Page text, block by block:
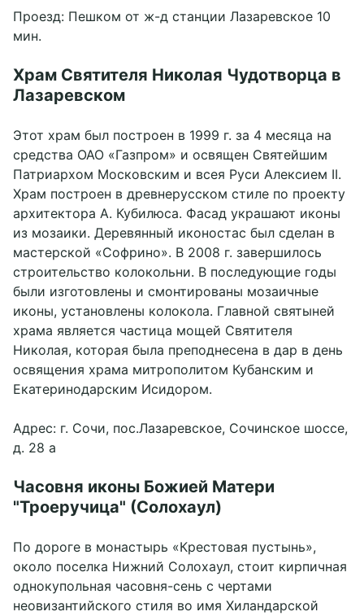
Проезд: Пешком от ж-д станции Лазаревское 10
мин.
Храм Святителя Николая Чудотворца в
Лазаревском
Этот храм был построен в 1999 г. за 4 месяца на
средства ОАО «Газпром» и освящен Святейшим
Патриархом Московским и всея Руси Алексием II.
Храм построен в древнерусском стиле по проекту
архитектора А. Кубилюса. Фасад украшают иконы
из мозаики. Деревянный иконостас был сделан в
мастерской «Софрино». В 2008 г. завершилось
строительство колокольни. В последующие годы
были изготовлены и смонтированы мозаичные
иконы, установлены колокола. Главной святыней
храма является частица мощей Святителя
Николая, которая была преподнесена в дар в день
освящения храма митрополитом Кубанским и
Екатеринодарским Исидором.
Адрес: г. Сочи, пос.Лазаревское, Сочинское шоссе,
д. 28 а
Часовня иконы Божией Матери
"Троеручица" (Солохаул)
По дороге в монастырь «Крестовая пустынь»,
около поселка Нижний Солохаул, стоит кирпичная
однокупольная часовня-сень с чертами
неовизантийского стиля во имя Хиландарской